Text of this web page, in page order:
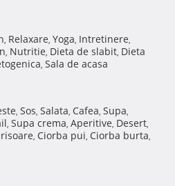
, Relaxare, Yoga, Intretinere,
, Nutritie, Dieta de slabit, Dieta
, Sala de acasa
, Sos, Salata, Cafea, Supa,
, Supa crema, Aperitive, Desert,
, Ciorba pui, Ciorba burta,